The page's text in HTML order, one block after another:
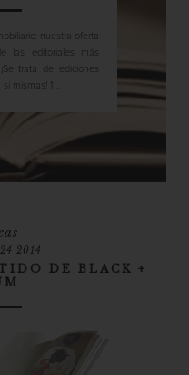
nuestra oferta
las editoriales más
trata de ediciones
mismas! 1 ...
2014
DE BLACK +